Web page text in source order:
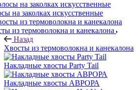
на заколках искусственные
из термоволокна и канекалона
Назад
Хвосты из термоволокна и канекалона
Накладные хвосты Party Tail
Накладные хвосты АВРОРА